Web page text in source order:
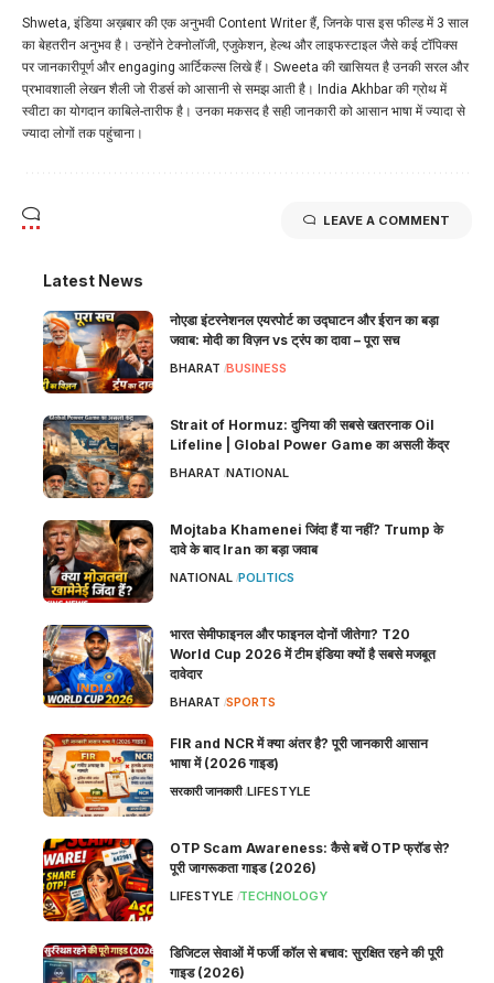
Shweta, इंडिया अख़बार की एक अनुभवी Content Writer हैं, जिनके पास इस फील्ड में 3 साल
का बेहतरीन अनुभव है। उन्होंने टेक्नोलॉजी, एजुकेशन, हेल्थ और लाइफस्टाइल जैसे कई टॉपिक्स
पर जानकारीपूर्ण और engaging आर्टिकल्स लिखे हैं। Sweeta की खासियत है उनकी सरल और
प्रभावशाली लेखन शैली जो रीडर्स को आसानी से समझ आती है। India Akhbar की ग्रोथ में
स्वीटा का योगदान काबिले-तारीफ है। उनका मकसद है सही जानकारी को आसान भाषा में ज्यादा से
ज्यादा लोगों तक पहुंचाना।
LEAVE A COMMENT
Latest News
नोएडा इंटरनेशनल एयरपोर्ट का उद्घाटन और ईरान का बड़ा
जवाब: मोदी का विज़न vs ट्रंप का दावा – पूरा सच
BHARAT BUSINESS
Strait of Hormuz: दुनिया की सबसे खतरनाक Oil
Lifeline | Global Power Game का असली केंद्र
BHARAT NATIONAL
Mojtaba Khamenei जिंदा हैं या नहीं? Trump के
दावे के बाद Iran का बड़ा जवाब
NATIONAL POLITICS
भारत सेमीफाइनल और फाइनल दोनों जीतेगा? T20
World Cup 2026 में टीम इंडिया क्यों है सबसे मजबूत
दावेदार
BHARAT SPORTS
FIR and NCR में क्या अंतर है? पूरी जानकारी आसान
भाषा में (2026 गाइड)
सरकारी जानकारी LIFESTYLE
OTP Scam Awareness: कैसे बचें OTP फ्रॉड से?
पूरी जागरूकता गाइड (2026)
LIFESTYLE TECHNOLOGY
डिजिटल सेवाओं में फर्जी कॉल से बचाव: सुरक्षित रहने की पूरी
गाइड (2026)